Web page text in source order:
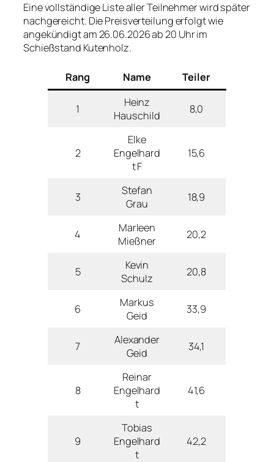
Eine vollständige Liste aller Teilnehmer wird später
nachgereicht. Die Preisverteilung erfolgt wie
angekündigt am 26.06.2026 ab 20 Uhr im
Schießstand Kutenholz.
Rang Name Teiler
1
Heinz
Hauschild
8,0
2
Elke
Engelhard
t F
15,6
3
Stefan
Grau
18,9
4
Marleen
Mießner
20,2
5
Kevin
Schulz
20,8
6
Markus
Geid
33,9
7
Alexander
Geid
34,1
8
Reinar
Engelhard
t
41,6
9
Tobias
Engelhard
t
42,2